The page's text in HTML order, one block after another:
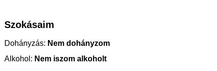
Szokásaim
Dohányzás: Nem dohányzom
Alkohol: Nem iszom alkoholt